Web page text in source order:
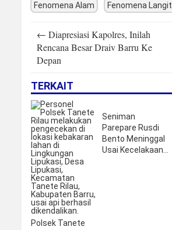
Fenomena Alam Fenomena Langit
navigation
← Diapresiasi Kapolres, Inilah
Rencana Besar Draiv Barru Ke
Depan
TERKAIT
Polsek Tanete
Seniman
Parepare Rusdi
Bento Meninggal
Usai Kecelakaan